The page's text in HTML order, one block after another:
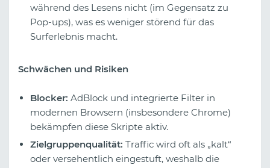
während des Lesens nicht (im Gegensatz zu
Pop-ups), was es weniger störend für das
Surferlebnis macht.
Schwächen und Risiken
Blocker: AdBlock und integrierte Filter in
modernen Browsern (insbesondere Chrome)
bekämpfen diese Skripte aktiv.
Zielgruppenqualität: Traffic wird oft als „kalt“
oder versehentlich eingestuft, weshalb die